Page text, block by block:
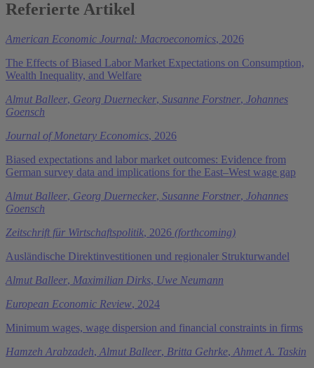
Referierte Artikel
American Economic Journal: Macroeconomics, 2026
The Effects of Biased Labor Market Expectations on Consumption,
Wealth Inequality, and Welfare
Almut Balleer, Georg Duernecker, Susanne Forstner, Johannes
Goensch
Journal of Monetary Economics, 2026
Biased expectations and labor market outcomes: Evidence from
German survey data and implications for the East–West wage gap
Almut Balleer, Georg Duernecker, Susanne Forstner, Johannes
Goensch
Zeitschrift für Wirtschaftspolitik, 2026 (forthcoming)
Ausländische Direktinvestitionen und regionaler Strukturwandel
Almut Balleer, Maximilian Dirks, Uwe Neumann
European Economic Review, 2024
Minimum wages, wage dispersion and financial constraints in firms
Hamzeh Arabzadeh, Almut Balleer, Britta Gehrke, Ahmet A. Taskin